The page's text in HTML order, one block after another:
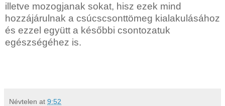
illetve mozogjanak sokat, hisz ezek mind
hozzájárulnak a csúcscsonttömeg kialakulásához
és ezzel együtt a későbbi csontozatuk
egészségéhez is.
Névtelen at 9:52